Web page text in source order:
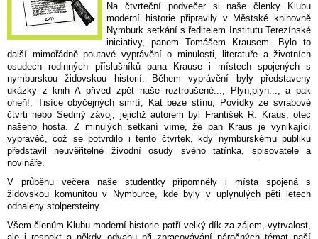
Na čtvrteční podvečer sinaše členky Klubu
moderní historie připravily v Městské knihovně
Nymburk setkání s ředitelem Institutu Terezínské
iniciativy, panem Tomášem Krausem. Bylo to
další mimořádně poutavé vyprávění o minulosti, literatuře a životních
osudech rodinných příslušníků pana Krause i místech spojených s
nymburskou židovskou historií. Během vyprávění byly představeny
ukázky z knih A přiveď zpět naše roztroušené..., Plyn,plyn..., a pak
oheň!, Tisíce obyčejných smrtí, Kat beze stínu, Povídky ze svrabové
čtvrti nebo Sedmý závoj, jejichž autorem byl František R. Kraus, otec
našeho hosta. Z minulých setkání víme, že pan Kraus je vynikající
vypravěč, což se potvrdilo i tento čtvrtek, kdy nymburskému publiku
představil neuvěřitelné živodní osudy svého tatínka, spisovatele a
novináře.
V průběhu večera naše studentky připomněly i místa spojená s
židovskou komunitou v Nymburce, kde byly v uplynulých pěti letech
odhaleny stolpersteiny.
Všem členům Klubu moderní historie patří velký dík za zájem, vytrvalost,